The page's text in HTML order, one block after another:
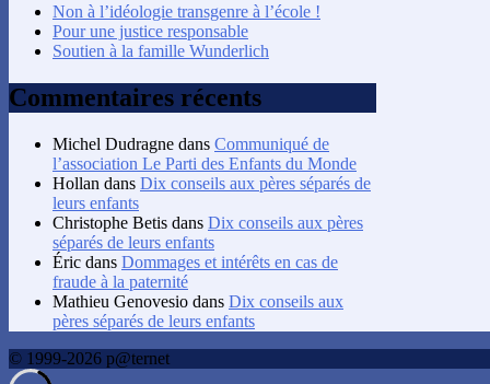
Non à l’idéologie transgenre à l’école !
Pour une justice responsable
Soutien à la famille Wunderlich
Commentaires récents
Michel Dudragne dans Communiqué de
l’association Le Parti des Enfants du Monde
Hollan dans Dix conseils aux pères séparés de
leurs enfants
Christophe Betis dans Dix conseils aux pères
séparés de leurs enfants
Éric dans Dommages et intérêts en cas de
fraude à la paternité
Mathieu Genovesio dans Dix conseils aux
pères séparés de leurs enfants
© 1999-2026 p@ternet